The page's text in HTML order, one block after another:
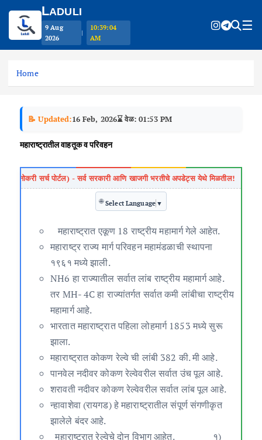
Home
📝 Updated:16 Feb, 2026⌛ वेळ: 01:53 PM
महाराष्ट्रातील वाहतूक व परिवहन
🌐 Select Language ▼
महाराष्ट्रात एकूण 18 राष्ट्रीय महामार्ग गेले आहेत.
महाराष्ट्र राज्य मार्ग परिवहन महामंडळाची स्थापना
१९६१ मध्ये झाली.
NH6 हा राज्यातील सर्वात लांब राष्ट्रीय महामार्ग आहे.
तर MH- 4C हा राज्यांतर्गत सर्वात कमी लांबीचा राष्ट्रीय
महामार्ग आहे.
भारतात महाराष्ट्रात पहिला लोहमार्ग 1853 मध्ये सुरू
झाला.
महाराष्ट्रात कोकण रेल्वे ची लांबी 382 की. मी आहे.
पानवेल नदीवर कोकण रेल्वेवरील सर्वात उंच पूल आहे.
शरावती नदीवर कोकण रेल्वेवरील सर्वात लांब पूल आहे.
न्हावाशेवा (रायगड) हे महाराष्ट्रातील संपूर्ण संगणीकृत
झालेले बंदर आहे.
महाराष्ट्रात रेल्वेचे दोन विभाग आहेत. १)
LADULI
9 Aug
2026
|
10:39:04
AM
☰